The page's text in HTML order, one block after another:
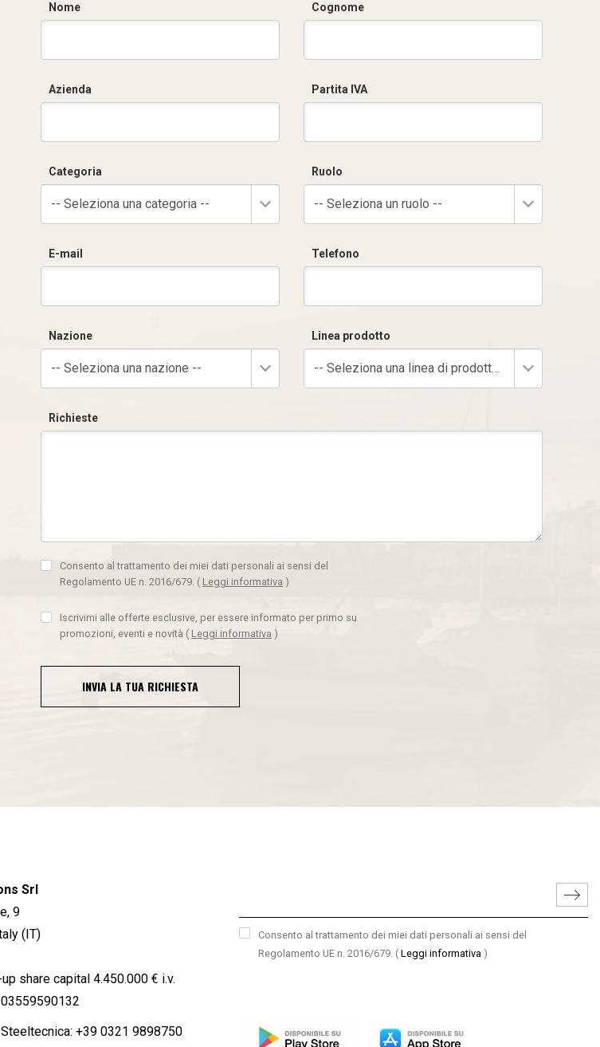
Nome Cognome
Azienda Partita IVA
Categoria
-- Seleziona una categoria --
Ruolo
-- Seleziona un ruolo --
E-mail Telefono
Nazione
-- Seleziona una nazione --
Linea prodotto
-- Seleziona una linea di prodotto --
Richieste
Consento al trattamento dei miei dati personali ai sensi del
Regolamento UE n. 2016/679. ( Leggi informativa )
Iscrivimi alle offerte esclusive, per essere informato per primo su
promozioni, eventi e novità ( Leggi informativa )
INVIA LA TUA RICHIESTA
Srl
9
(IT)
share capital 4.450.000 € i.v.
03559590132
+39 0321 9898750
Consento al trattamento dei miei dati personali ai sensi del
Regolamento UE n. 2016/679. ( Leggi informativa )